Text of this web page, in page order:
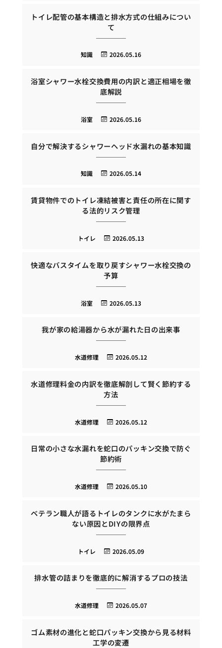
トイレ配管の基本構造と排水方式の仕組みについ
て
2026.05.16
知識
浴室シャワー水栓交換費用の内訳と適正相場を徹
底解説
2026.05.16
浴室
自分で解決するシャワーヘッド水漏れの基本知識
2026.05.14
知識
賃貸物件でのトイレ凍結被害と責任の所在に関す
る法的リスク管理
2026.05.13
トイレ
快適なバスタイムを取り戻すシャワー水栓交換の
予算
2026.05.13
浴室
我が家の給湯器から水が漏れた日の出来事
2026.05.12
水道修理
水道修理料金の内訳を徹底解剖して賢く節約する
方法
2026.05.12
水道修理
日常の小さな水漏れを蛇口のパッキン交換で防ぐ
節約術
2026.05.10
水道修理
ベテラン職人が語るトイレのタンクに水がたまら
ない原因とDIYの限界点
2026.05.09
トイレ
排水管の詰まりを徹底的に解消するプロの技法
2026.05.07
水道修理
ゴム素材の進化と蛇口パッキン交換から見る材料
工学の変遷